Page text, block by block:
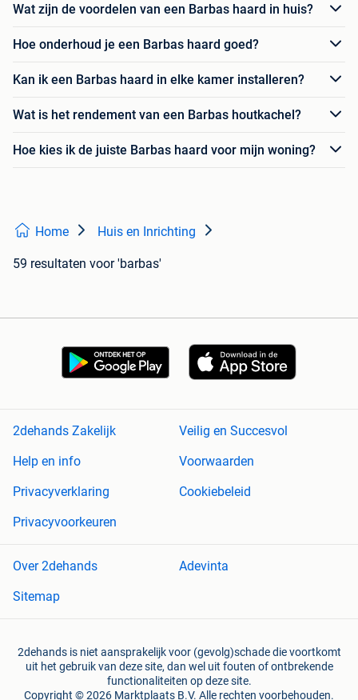
Wat zijn de voordelen van een Barbas haard in huis?
Hoe onderhoud je een Barbas haard goed?
Kan ik een Barbas haard in elke kamer installeren?
Wat is het rendement van een Barbas houtkachel?
Hoe kies ik de juiste Barbas haard voor mijn woning?
Home Huis en Inrichting
59 resultaten voor 'barbas'
2dehands Zakelijk
Veilig en Succesvol
Help en info
Voorwaarden
Privacyverklaring
Cookiebeleid
Privacyvoorkeuren
Over 2dehands
Adevinta
Sitemap
2dehands is niet aansprakelijk voor (gevolg)schade die voortkomt
uit het gebruik van deze site, dan wel uit fouten of ontbrekende
functionaliteiten op deze site.
Copyright © 2026 Marktplaats B.V. Alle rechten voorbehouden.